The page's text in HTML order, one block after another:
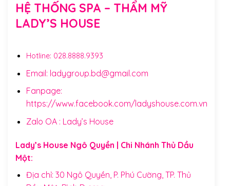
HỆ THỐNG SPA – THẨM MỸ
LADY’S HOUSE
Hotline: 028.8888.9393
Email: ladygroup.bd@gmail.com
Fanpage:
https://www.facebook.com/ladyshouse.com.vn
Zalo OA : Lady’s House
Lady’s House Ngô Quyền | Chi Nhánh Thủ Dầu
Một:
Địa chỉ: 30 Ngô Quyền, P. Phú Cường, TP. Thủ